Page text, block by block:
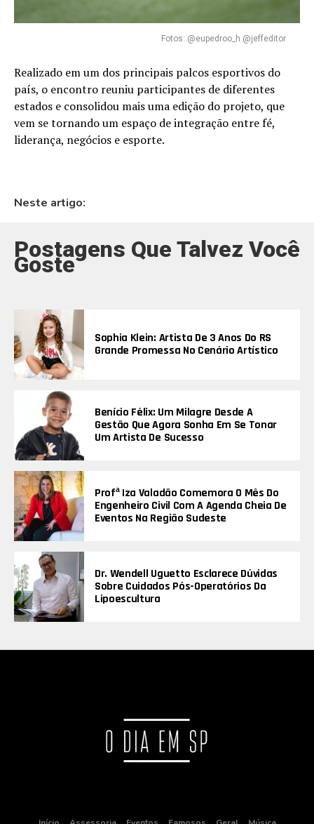
Fotos: @eupedroo_h @jeffeditor
Realizado em um dos principais palcos esportivos do
país, o encontro reuniu participantes de diferentes
estados e consolidou mais uma edição do projeto, que
vem se tornando um espaço de integração entre fé,
liderança, negócios e esporte.
Neste artigo:
Postagens Que Talvez Você
Goste
Sophia Klein: Artista De 3 Anos Do RS
Grande Promessa No Cenário Artístico
Benício Félix: Um Milagre Desde A
Gestão Que Agora Sonha Em Se Tonar
Um Artista De Sucesso
Profª Iza Valadão Comemora O Mês Do
Engenheiro Civil Com A Agenda Cheia De
Eventos Na Região Sudeste
Dr. Wendell Uguetto Esclarece Dúvidas
Sobre Cuidados Pós-Operatórios Da
Lipoescultura